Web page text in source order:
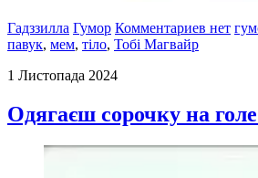
Гадззилла Гумор Комментариев нет
павук, мем, тіло, Тобі Магвайр
1 Листопада 2024
Одягаєш сорочку на голе